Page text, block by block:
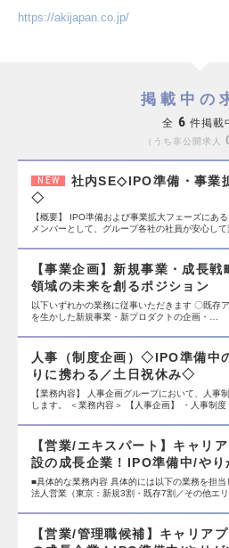
https://akijapan.co.jp/
掲載中の
全 6 件掲載
うち非公開求人
NEW
社内SE◇IPO準備・事業
◇
【概要】 IPO準備および事業拡大フェーズにあ
メンバーとして、グループ各社の社員が安心して
【事業企画】新規事業・成長
領域の未来を創るポジション
以下いずれかの業務に従事いただきます 〇既存
を生かした新規事業・新プロダクトの企画・…
人事（制度企画）◇IPO準備中
りに携わる／土日祝休み◇
【業務内容】 人事企画グループにおいて、人事
します。 ＜業務内容＞ 【人事企画】 ・人事制度
【営業/エキスパート】キャリ
設の成長企業！IPO準備中/や
■具体的な業務内容 具体的には以下の業務を担
法人営業（東京：新規3割・既存7割／その他エ
【営業/管理職候補】キャリア